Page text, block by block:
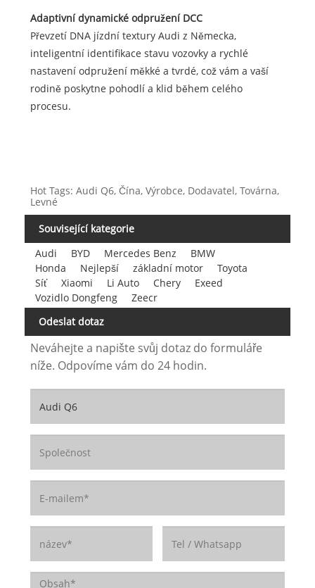
Adaptivní dynamické odpružení DCC
Převzetí DNA jízdní textury Audi z Německa,
inteligentní identifikace stavu vozovky a rychlé
nastavení odpružení měkké a tvrdé, což vám a vaší
rodině poskytne pohodlí a klid během celého
procesu.
Hot Tags: Audi Q6, Čína, Výrobce, Dodavatel, Továrna,
Levné
Související kategorie
Audi
BYD Mercedes Benz
BMW
Honda
Nejlepší základní motor
Toyota
Síť
Xiaomi Li Auto Chery
Exeed
Vozidlo Dongfeng
Zeecr
Odeslat dotaz
Neváhejte a napište svůj dotaz do formuláře
níže. Odpovíme vám do 24 hodin.